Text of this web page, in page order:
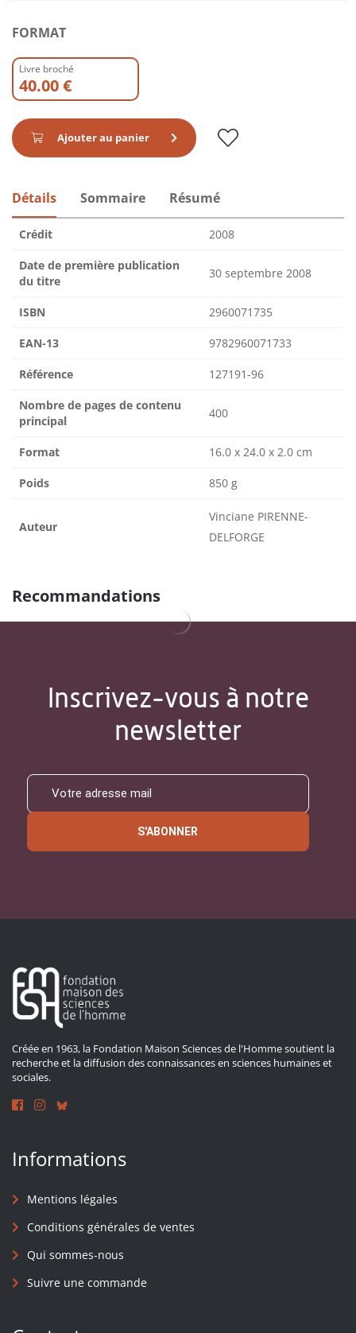
FORMAT
Livre broché
40.00 €
Ajouter au panier
Détails Sommaire Résumé
Crédit 2008
Date de première publication
du titre
30 septembre 2008
ISBN 2960071735
EAN-13 9782960071733
Référence 127191-96
Nombre de pages de contenu
principal
400
Format 16.0 x 24.0 x 2.0 cm
Poids 850 g
Auteur
Vinciane PIRENNE-
DELFORGE
Recommandations
Inscrivez-vous à notre
newsletter
S'ABONNER
Créée en 1963, la Fondation Maison Sciences de l'Homme soutient la
recherche et la diffusion des connaissances en sciences humaines et
sociales.
Informations
Mentions légales
Conditions générales de ventes
Qui sommes-nous
Suivre une commande